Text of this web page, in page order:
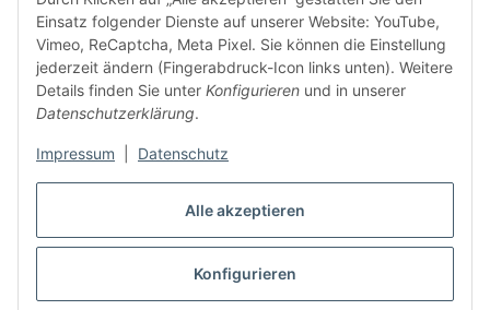
Alle akzeptieren
Konfigurieren
Einsatz folgender Dienste auf unserer Website: YouTube,
Vimeo, ReCaptcha, Meta Pixel. Sie können die Einstellung
jederzeit ändern (Fingerabdruck-Icon links unten). Weitere
Details finden Sie unter Konfigurieren und in unserer
Datenschutzerklärung.
Impressum Datenschutz